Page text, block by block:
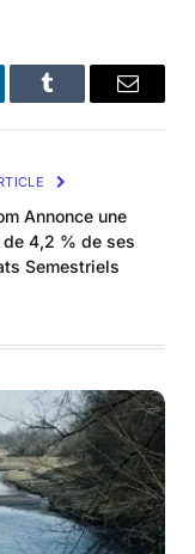
Tumblr Email
Annonce une
de 4,2 % de ses
Semestriels